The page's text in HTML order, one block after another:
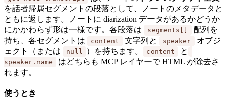
を話者帰属セグメントの段落として、ノートのメタデータと
ともに返します。ノートに diarization データがあるかどうか
にかかわらず形は一様です。各段落は
segments[]
配列を
持ち、各セグメントは
content 文字列と speaker
オブジ
ェクト（または
null ）を持ちます。 content と
speaker.name
はどちらも MCP レイヤーで HTML が除去さ
れます。
使うとき